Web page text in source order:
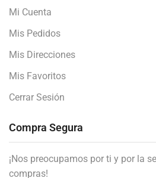
Mi Cuenta
Mis Pedidos
Mis Direcciones
Mis Favoritos
Cerrar Sesión
Compra Segura
¡Nos preocupamos por ti y por la
compras!